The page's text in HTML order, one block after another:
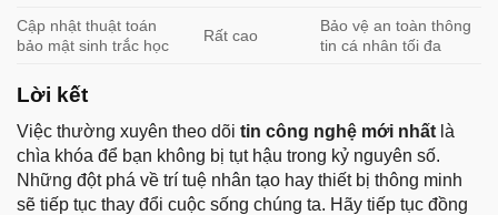
Cập nhật thuật toán
bảo mật sinh trắc học
Rất cao
Bảo vệ an toàn thông
tin cá nhân tối đa
Lời kết
Việc thường xuyên theo dõi tin công nghệ mới nhất là
chìa khóa để bạn không bị tụt hậu trong kỷ nguyên số.
Những đột phá về trí tuệ nhân tạo hay thiết bị thông minh
sẽ tiếp tục thay đổi cuộc sống chúng ta. Hãy tiếp tục đồng